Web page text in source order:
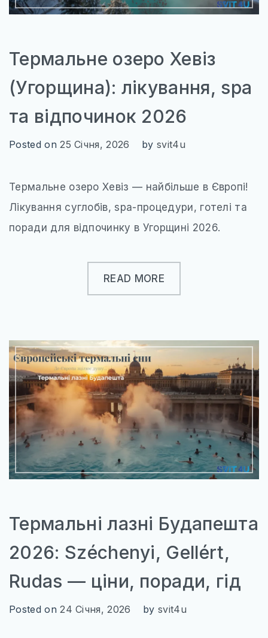
Термальне озеро Хевіз
(Угорщина): лікування, spa
та відпочинок 2026
Posted on25 Січня, 2026 by svit4u
Термальне озеро Хевіз — найбільше в Європі!
Лікування суглобів, spa-процедури, готелі та
поради для відпочинку в Угорщині 2026.
READ MORE
Термальні лазні Будапешта
2026: Széchenyi, Gellért,
Rudas — ціни, поради, гід
Posted on24 Січня, 2026 by svit4u